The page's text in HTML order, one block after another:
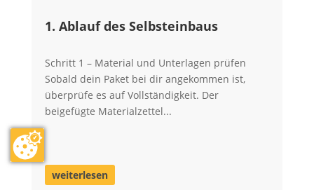
1. Ablauf des Selbsteinbaus
Schritt 1 – Material und Unterlagen prüfen
Sobald dein Paket bei dir angekommen ist,
überprüfe es auf Vollständigkeit. Der
beigefügte Materialzettel...
weiterlesen